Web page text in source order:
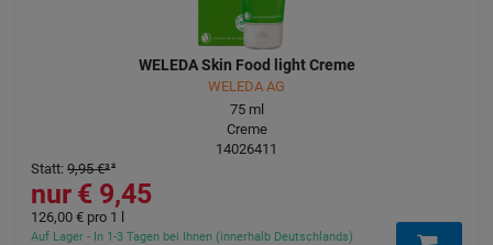
WELEDA Skin Food light Creme
WELEDA AG
75ml
Creme
14026411
9,45 €
Statt: 9,95 €³
Auf Lager - In 1-3 Tagen bei Ihnen (innerhalb Deutschlands)
126,00 € pro 1 l